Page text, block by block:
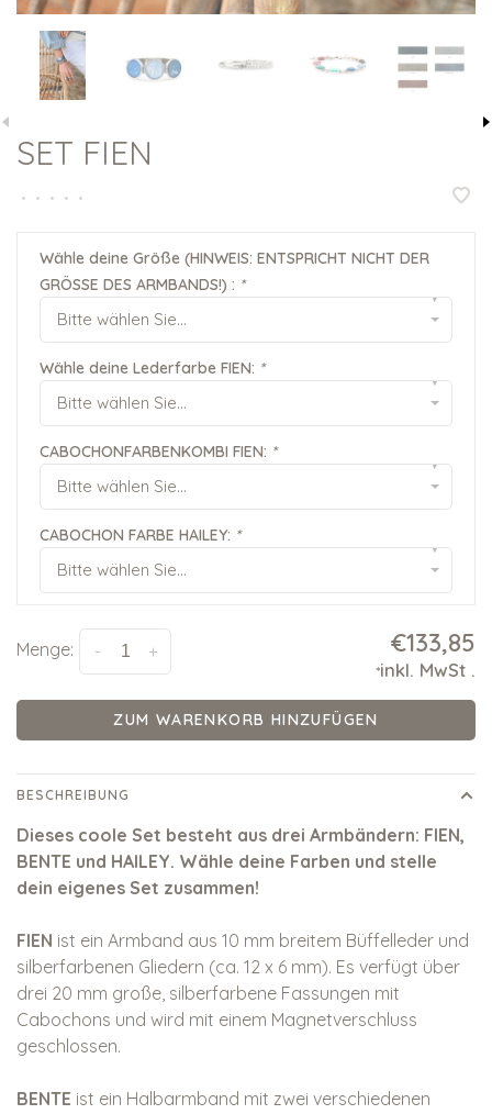
SET FIEN
• • • • •
Wähle deine Größe (HINWEIS: ENTSPRICHT NICHT DER
GRÖSSE DES ARMBANDS!) : *
Bitte wählen Sie...
▾
Wähle deine Lederfarbe FIEN: *
Bitte wählen Sie...
▾
CABOCHONFARBENKOMBI FIEN: *
Bitte wählen Sie...
▾
CABOCHON FARBE HAILEY: *
Bitte wählen Sie...
▾
Menge: +
- €133,85
*inkl. MwSt .
ZUM WARENKORB HINZUFÜGEN
BESCHREIBUNG
Dieses coole Set besteht aus drei Armbändern: FIEN,
BENTE und HAILEY. Wähle deine Farben und stelle
dein eigenes Set zusammen!
FIEN ist ein Armband aus 10 mm breitem Büffelleder und
silberfarbenen Gliedern (ca. 12 x 6 mm). Es verfügt über
drei 20 mm große, silberfarbene Fassungen mit
Cabochons und wird mit einem Magnetverschluss
geschlossen.
BENTE ist ein Halbarmband mit zwei verschiedenen